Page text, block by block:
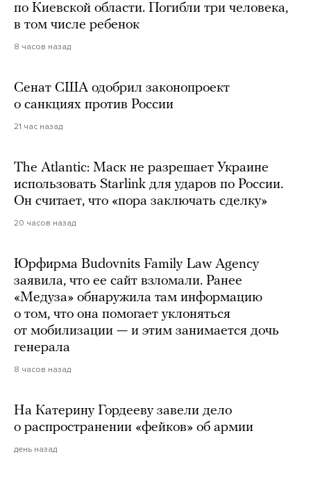
по Киевской области. Погибли три человека,
в том числе ребенок
8 часов назад
Сенат США одобрил законопроект
о санкциях против России
21 час назад
The Atlantic: Маск не разрешает Украине
использовать Starlink для ударов по России.
Он считает, что «пора заключать сделку»
20 часов назад
Юрфирма Budovnits Family Law Agency
заявила, что ее сайт взломали. Ранее
«Медуза» обнаружила там информацию
о том, что она помогает уклоняться
от мобилизации — и этим занимается дочь
генерала
8 часов назад
На Катерину Гордееву завели дело
о распространении «фейков» об армии
день назад